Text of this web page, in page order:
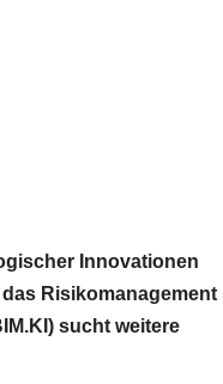
Innovationen
Risikomanagement
sucht weitere